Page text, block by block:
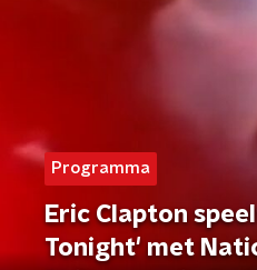
Programma
Eric Clapton
Tonight' met